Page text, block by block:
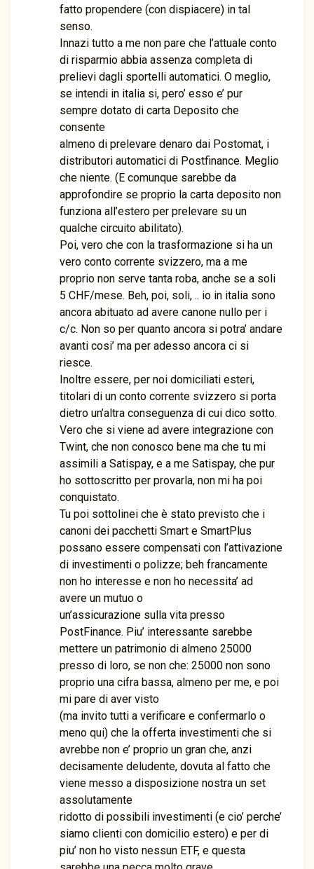
fatto propendere (con dispiacere) in tal
senso.
Innazi tutto a me non pare che l’attuale conto
di risparmio abbia assenza completa di
prelievi dagli sportelli automatici. O meglio,
se intendi in italia si, pero’ esso e’ pur
sempre dotato di carta Deposito che
consente
almeno di prelevare denaro dai Postomat, i
distributori automatici di Postfinance. Meglio
che niente. (E comunque sarebbe da
approfondire se proprio la carta deposito non
funziona all’estero per prelevare su un
qualche circuito abilitato).
Poi, vero che con la trasformazione si ha un
vero conto corrente svizzero, ma a me
proprio non serve tanta roba, anche se a soli
5 CHF/mese. Beh, poi, soli, .. io in italia sono
ancora abituato ad avere canone nullo per i
c/c. Non so per quanto ancora si potra’ andare
avanti cosi’ ma per adesso ancora ci si
riesce.
Inoltre essere, per noi domiciliati esteri,
titolari di un conto corrente svizzero si porta
dietro un’altra conseguenza di cui dico sotto.
Vero che si viene ad avere integrazione con
Twint, che non conosco bene ma che tu mi
assimili a Satispay, e a me Satispay, che pur
ho sottoscritto per provarla, non mi ha poi
conquistato.
Tu poi sottolinei che è stato previsto che i
canoni dei pacchetti Smart e SmartPlus
possano essere compensati con l’attivazione
di investimenti o polizze; beh francamente
non ho interesse e non ho necessita’ ad
avere un mutuo o
un’assicurazione sulla vita presso
PostFinance. Piu’ interessante sarebbe
mettere un patrimonio di almeno 25000
presso di loro, se non che: 25000 non sono
proprio una cifra bassa, almeno per me, e poi
mi pare di aver visto
(ma invito tutti a verificare e confermarlo o
meno qui) che la offerta investimenti che si
avrebbe non e’ proprio un gran che, anzi
decisamente deludente, dovuta al fatto che
viene messo a disposizione nostra un set
assolutamente
ridotto di possibili investimenti (e cio’ perche’
siamo clienti con domicilio estero) e per di
piu’ non ho visto nessun ETF, e questa